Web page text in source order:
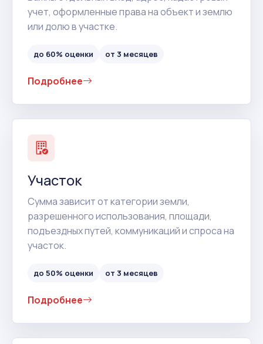
учет, оформленные права на объект и землю
или долю в участке.
до 60% оценки от 3 месяцев
Подробнее
Участок
Сумма зависит от категории земли,
разрешенного использования, площади,
подъездных путей, коммуникаций и спроса на
участок.
до 50% оценки от 3 месяцев
Подробнее